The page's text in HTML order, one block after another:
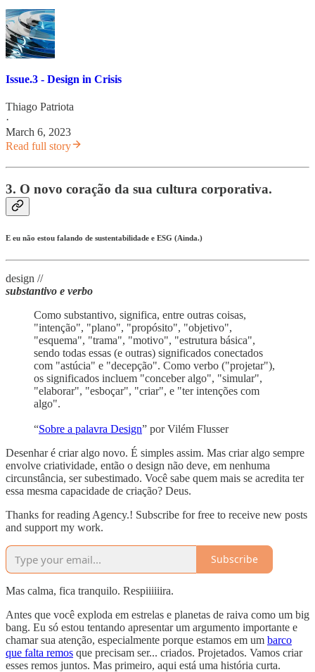
Issue.3 - Design in Crisis
Thiago Patriota
·
March 6, 2023
Read full story
3. O novo coração da sua cultura corporativa.
E eu não estou falando de sustentabilidade e ESG (Ainda.)
design //
substantivo e verbo
Como substantivo, significa, entre outras coisas,
"intenção", "plano", "propósito", "objetivo",
"esquema", "trama", "motivo", "estrutura básica",
sendo todas essas (e outras) significados conectados
com "astúcia" e "decepção". Como verbo ("projetar"),
os significados incluem "conceber algo", "simular",
"elaborar", "esboçar", "criar", e "ter intenções com
algo".
“Sobre a palavra Design” por Vilém Flusser
Desenhar é criar algo novo. É simples assim. Mas criar algo sempre
envolve criatividade, então o design não deve, em nenhuma
circunstância, ser subestimado. Você sabe quem mais se acredita ter
essa mesma capacidade de criação? Deus.
Thanks for reading Agency.! Subscribe for free to receive new posts
and support my work.
Subscribe
Mas calma, fica tranquilo. Respiiiiiira.
Antes que você exploda em estrelas e planetas de raiva como um big
bang. Eu só estou tentando apresentar um argumento importante e
chamar sua atenção, especialmente porque estamos em um barco
que falta remos que precisam ser... criados. Projetados. Vamos criar
esses remos juntos. Mas primeiro, aqui está uma história curta.